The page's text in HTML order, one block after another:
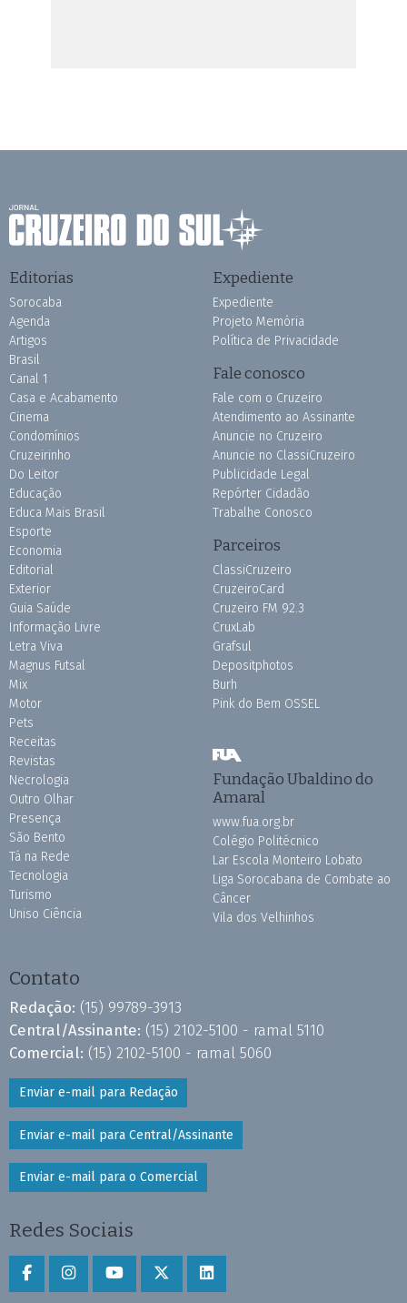
Editorias
Sorocaba
Agenda
Artigos
Brasil
Canal 1
Casa e Acabamento
Cinema
Condomínios
Cruzeirinho
Do Leitor
Educação
Educa Mais Brasil
Esporte
Economia
Editorial
Exterior
Guia Saúde
Informação Livre
Letra Viva
Magnus Futsal
Mix
Motor
Pets
Receitas
Revistas
Necrologia
Outro Olhar
Presença
São Bento
Tá na Rede
Tecnologia
Turismo
Uniso Ciência
Expediente
Expediente
Projeto Memória
Política de Privacidade
Fale conosco
Fale com o Cruzeiro
Atendimento ao Assinante
Anuncie no Cruzeiro
Anuncie no ClassiCruzeiro
Publicidade Legal
Repórter Cidadão
Trabalhe Conosco
Parceiros
ClassiCruzeiro
CruzeiroCard
Cruzeiro FM 92.3
CruxLab
Grafsul
Depositphotos
Burh
Pink do Bem OSSEL
Fundação Ubaldino do
Amaral
www.fua.org.br
Colégio Politécnico
Lar Escola Monteiro Lobato
Liga Sorocabana de Combate ao
Câncer
Vila dos Velhinhos
Contato
Redação: (15) 99789-3913
Central/Assinante: (15) 2102-5100 - ramal 5110
Comercial: (15) 2102-5100 - ramal 5060
Enviar e-mail para Redação
Enviar e-mail para Central/Assinante
Enviar e-mail para o Comercial
Redes Sociais